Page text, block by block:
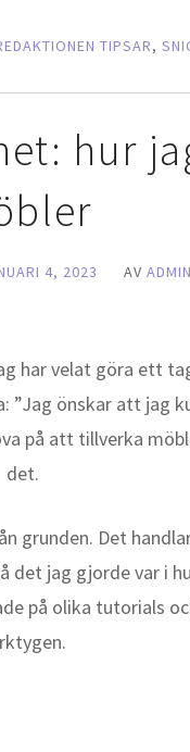
TIPSAR,
hur
4, 2023 AV ADMIN
har velat göra ett
önskar att jag
på att tillverka
det.
grunden. Det
jag gjorde var i
på olika tutorials